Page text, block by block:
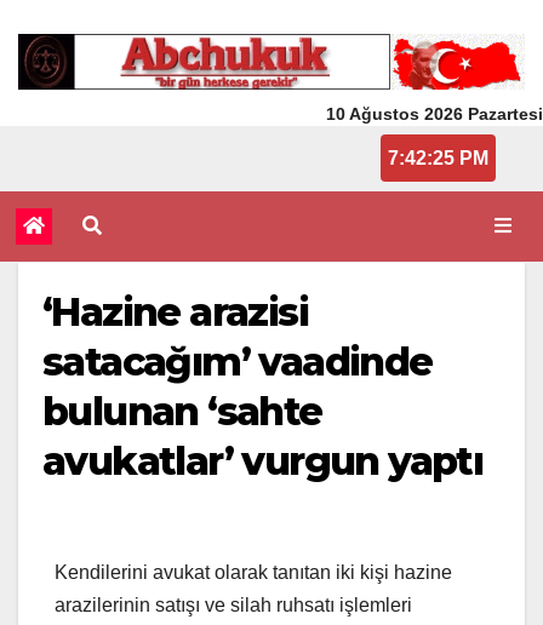
10 Ağustos 2026 Pazartesi
7:42:26 PM
‘Hazine arazisi
satacağım’ vaadinde
bulunan ‘sahte
avukatlar’ vurgun yaptı
Kendilerini avukat olarak tanıtan iki kişi hazine
arazilerinin satışı ve silah ruhsatı işlemleri